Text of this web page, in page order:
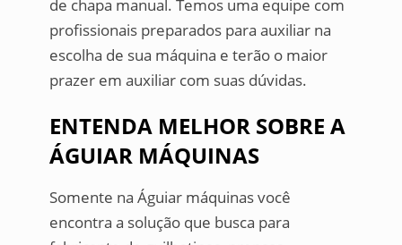
de chapa manual. Temos uma equipe com
profissionais preparados para auxiliar na
escolha de sua máquina e terão o maior
prazer em auxiliar com suas dúvidas.
ENTENDA MELHOR SOBRE A
ÁGUIAR MÁQUINAS
Somente na Águiar máquinas você
encontra a solução que busca para